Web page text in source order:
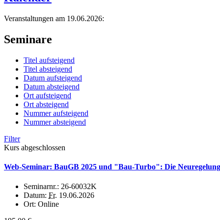
Veranstaltungen am 19.06.2026:
Seminare
Titel aufsteigend
Titel absteigend
Datum aufsteigend
Datum absteigend
Ort aufsteigend
Ort absteigend
Nummer aufsteigend
Nummer absteigend
Filter
Kurs abgeschlossen
Web-Seminar: BauGB 2025 und "Bau-Turbo": Die
Seminarnr.: 26-60032K
Datum: Fr. 19.06.2026
Ort: Online